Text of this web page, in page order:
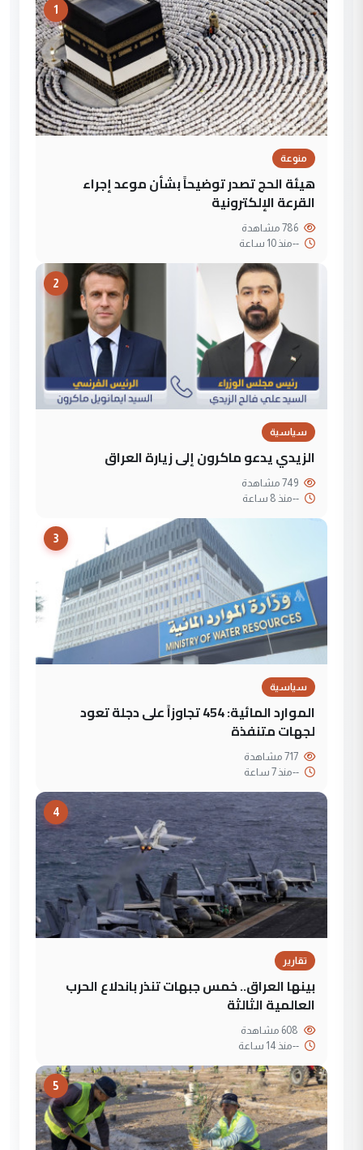
1
منوعة
هيئة الحج تصدر توضيحاً بشأن موعد إجراء
القرعة الإلكترونية
--منذ 10 ساعة
2
سياسية
الزيدي يدعو ماكرون إلى زيارة العراق
--منذ 8 ساعة
3
سياسية
الموارد المائية: 454 تجاوزاً على دجلة تعود
لجهات متنفذة
--منذ 7 ساعة
4
تقارير
بينها العراق.. خمس جبهات تنذر باندلاع الحرب
العالمية الثالثة
--منذ 14 ساعة
5